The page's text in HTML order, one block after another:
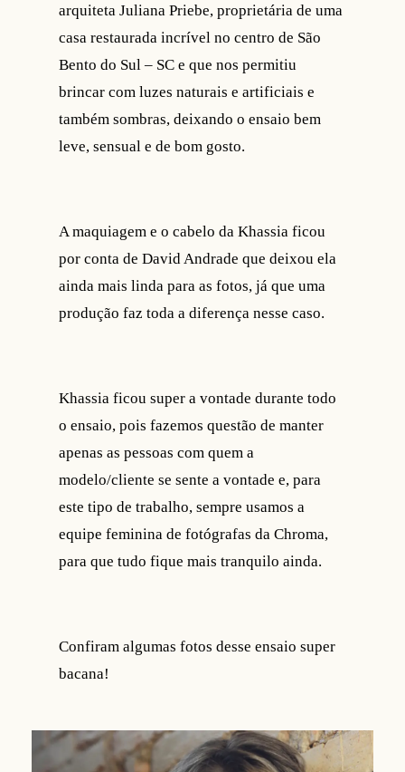
arquiteta Juliana Priebe, proprietária de uma
casa restaurada incrível no centro de São
Bento do Sul – SC e que nos permitiu
brincar com luzes naturais e artificiais e
também sombras, deixando o ensaio bem
leve, sensual e de bom gosto.
A maquiagem e o cabelo da Khassia ficou
por conta de David Andrade que deixou ela
ainda mais linda para as fotos, já que uma
produção faz toda a diferença nesse caso.
Khassia ficou super a vontade durante todo
o ensaio, pois fazemos questão de manter
apenas as pessoas com quem a
modelo/cliente se sente a vontade e, para
este tipo de trabalho, sempre usamos a
equipe feminina de fotógrafas da Chroma,
para que tudo fique mais tranquilo ainda.
Confiram algumas fotos desse ensaio super
bacana!